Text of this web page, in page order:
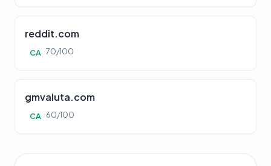
reddit.com
CA 70/100
gmvaluta.com
CA 60/100